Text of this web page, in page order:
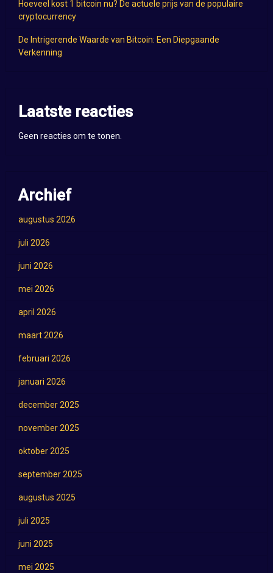
Hoeveel kost 1 bitcoin nu? De actuele prijs van de populaire
cryptocurrency
De Intrigerende Waarde van Bitcoin: Een Diepgaande
Verkenning
Laatste reacties
Geen reacties om te tonen.
Archief
augustus 2026
juli 2026
juni 2026
mei 2026
april 2026
maart 2026
februari 2026
januari 2026
december 2025
november 2025
oktober 2025
september 2025
augustus 2025
juli 2025
juni 2025
mei 2025